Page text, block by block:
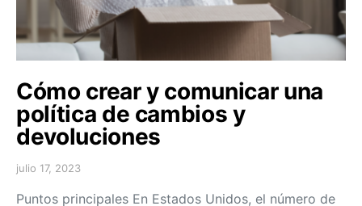
Cómo crear y comunicar una
política de cambios y
devoluciones
julio 17, 2023
Puntos principales En Estados Unidos, el número de